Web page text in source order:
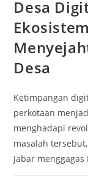
Desa
Desa
Ketimpangan
perkotaan
menghadapi
masalah
Jabar